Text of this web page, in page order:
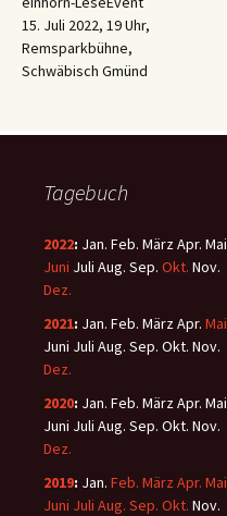
15. Juli 2022, 19 Uhr,
Remsparkbühne,
Schwäbisch Gmünd
Tagebuch
2022: Jan. Feb. MärzApr. Mai
Juni Juli Aug. Sep. Okt. Nov.
Dez.
2021: Jan. Feb. MärzApr. Mai
Juni Juli Aug. Sep. Okt. Nov.
Dez.
2020: Jan. Feb. MärzApr. Mai
Juni Juli Aug. Sep. Okt. Nov.
Dez.
2019: Jan. Feb. März Apr. Mai
Juni Juli Aug. Sep. Okt. Nov.